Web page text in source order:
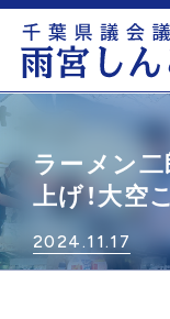
ラーメン二
上げ！大空
2024.11.17